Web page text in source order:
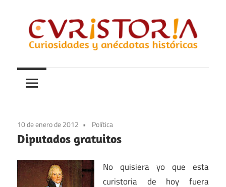
contenido
Curistoria
y
anécdotas
historia
10 de enero de 2012 Política
Diputados gratuitos
No quisiera yo que esta
curistoria de hoy fuera